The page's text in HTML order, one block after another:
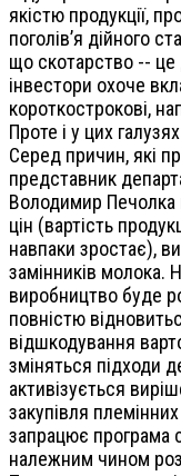
якістю продукції,
поголів’я дійного
що скотарство -- це
інвестори охоче
короткострокові,
Проте і у цих
Серед причин, які
представник
Володимир Печолка
цін (вартість
навпаки зростає),
замінників молока.
виробництво буде
повністю
відшкодування
зміняться підходи
активізується
закупівля
запрацює програма
належним чином